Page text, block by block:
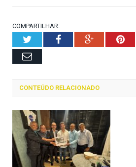
COMPARTILHAR:
TwitterFacebookGoogle+
Email
CONTEÚDO RELACIONADO